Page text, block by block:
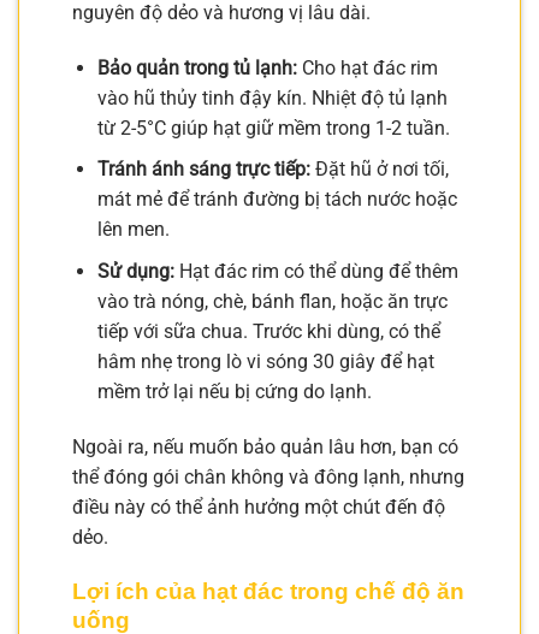
nguyên độ dẻo và hương vị lâu dài.
Bảo quản trong tủ lạnh:Cho hạt đác rim
vào hũ thủy tinh đậy kín. Nhiệt độ tủ lạnh
từ 2-5°C giúp hạt giữ mềm trong 1-2 tuần.
Tránh ánh sáng trực tiếp:Đặt hũ ở nơi tối,
mát mẻ để tránh đường bị tách nước hoặc
lên men.
Sử dụng:Hạt đác rim có thể dùng để thêm
vào trà nóng, chè, bánh flan, hoặc ăn trực
tiếp với sữa chua. Trước khi dùng, có thể
hâm nhẹ trong lò vi sóng 30 giây để hạt
mềm trở lại nếu bị cứng do lạnh.
Ngoài ra, nếu muốn bảo quản lâu hơn, bạn có
thể đóng gói chân không và đông lạnh, nhưng
điều này có thể ảnh hưởng một chút đến độ
dẻo.
Lợi ích của hạt đác trong chế độ ăn
uống